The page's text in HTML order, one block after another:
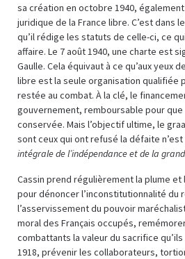
sa création en octobre 1940,
juridique de la France libre. C’est dans
qu’il rédige les statuts de celle-ci, ce
affaire. Le 7 août 1940, une charte est
Gaulle. Cela équivaut à ce qu’aux yeux
libre est la seule organisation qualifiée
restée au combat. À la clé, le
gouvernement, remboursable pour
conservée. Mais l’objectif ultime, le
sont ceux qui ont refusé la défaite
intégrale de l’indépendance et de la
Cassin prend régulièrement la plume et
pour dénoncer l’inconstitutionnalité du
l’asservissement du pouvoir
moral des Français occupés,
combattants la valeur du sacrifice
1918, prévenir les collaborateurs,